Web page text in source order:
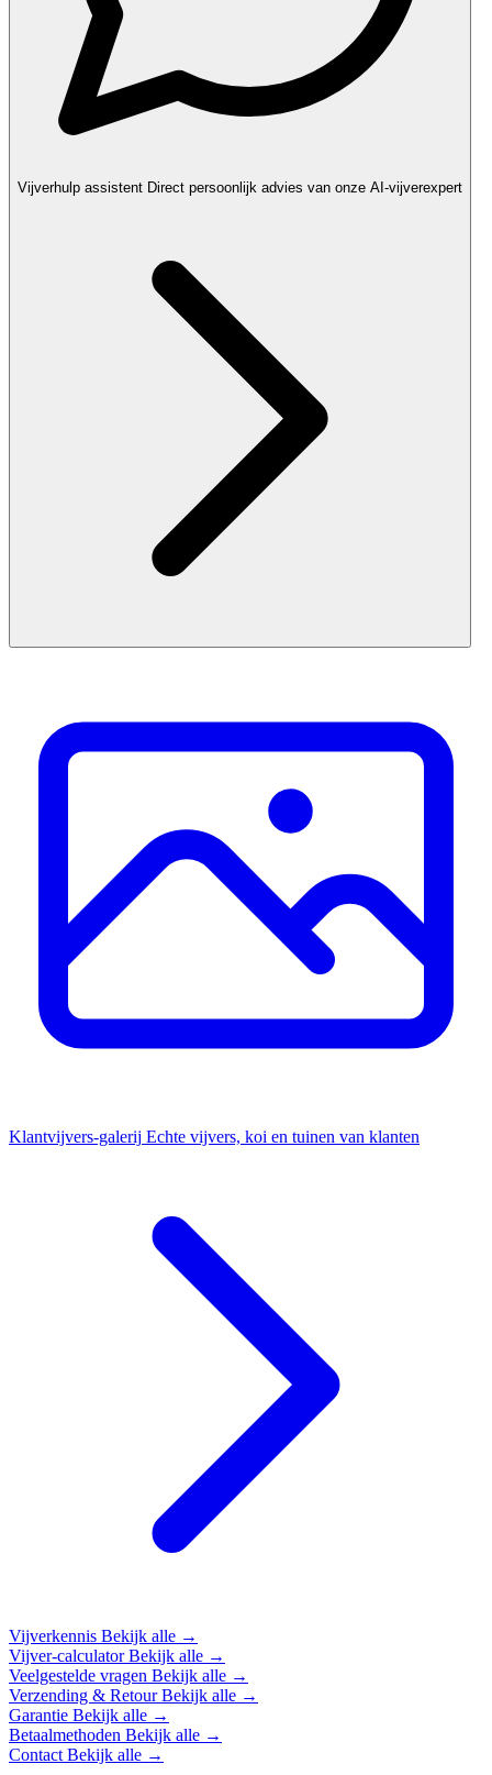
Vijverhulp assistent Direct persoonlijk advies van onze AI-vijverexpert
Klantvijvers-galerij Echte vijvers, koi en tuinen van klanten
Vijverkennis Bekijk alle →
Vijver-calculatorBekijk alle →
Veelgestelde vragen Bekijk alle →
Verzending & RetourBekijk alle →
Garantie Bekijk alle →
Betaalmethoden Bekijk alle →
Contact Bekijk alle →